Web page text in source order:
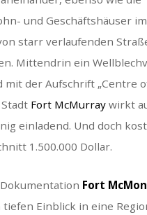
und Geschäftshäuser im
starr verlaufenden
Mittendrin ein
mit der Aufschrift „Centre
Fort McMurray wirkt
einladend. Und doch
1.500.000 Dollar.
Fort
Einblick in eine